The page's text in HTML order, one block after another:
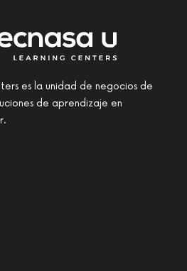
es la unidad de negocios de
de aprendizaje en